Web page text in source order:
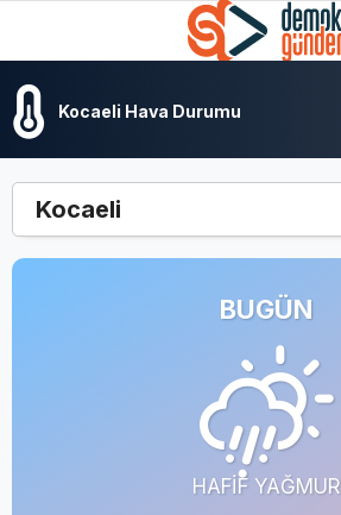
Kocaeli Hava Durumu
Kocaeli
BUGÜN
HAFIF YAĞMUR